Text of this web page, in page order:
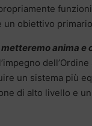
un obiettivo
anima
un sistema più
di alto livello e